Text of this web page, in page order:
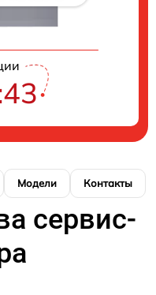
Модели Контакты
сервис-